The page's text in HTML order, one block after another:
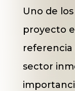
Uno de
proyecto
referencia
sector